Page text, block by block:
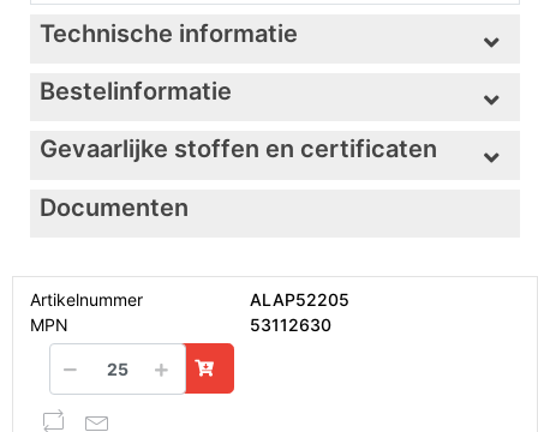
Technische informatie
Bestelinformatie
Gevaarlijke stoffen en certificaten
Documenten
Artikelnummer
ALAP52205
MPN
53112630